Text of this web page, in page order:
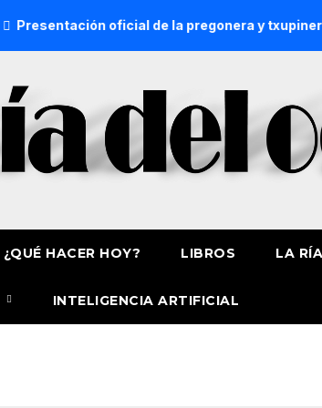
Presentación oficial de la pregonera y txupinera
¿QUÉ HACER HOY? LIBROS LA
INTELIGENCIA ARTIFICIAL